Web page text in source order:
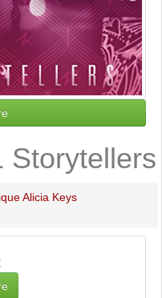
Storytellers
Alicia Keys